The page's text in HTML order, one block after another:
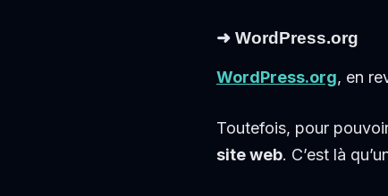
➜ WordPress.org
WordPress.org, en
Toutefois, pour
site web. C’est là